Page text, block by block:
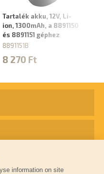
Tartalék akku, 12V, Li-
ion, 1300mAh, a 8891150
és 8891151 géphez
8891151B
8 270 Ft
information on site